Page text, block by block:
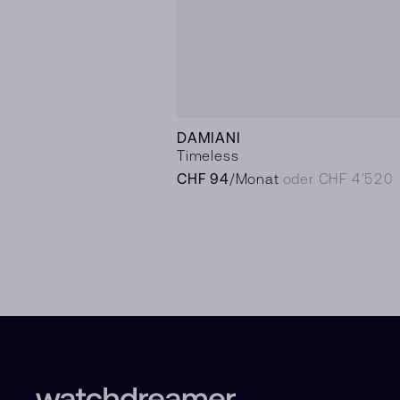
DAMIANI
Timeless
CHF 94/Monat oder CHF 4’520